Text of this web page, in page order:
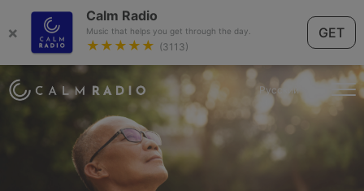
×
Calm Radio
Music that helps you get through the day.
★★★★★ (3113)
GET
Русский